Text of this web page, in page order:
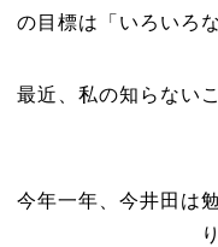
の目標は「いろいろ
最近、私の知らない
今年一年、今井田は